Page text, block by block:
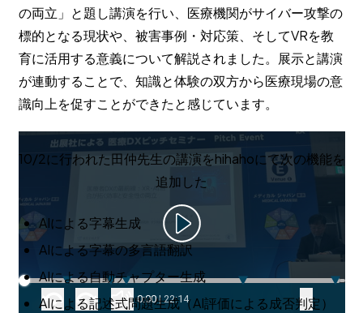
の両立」と題し講演を行い、医療機関がサイバー攻撃の
標的となる現状や、被害事例・対応策、そしてVRを教
育に活用する意義について解説されました。展示と講演
が連動することで、知識と体験の双方から医療現場の意
識向上を促すことができたと感じています。
10/2に行われた田仲先生の講演をhihahoにて次の機能を
追加した
AIによる字幕生成
AIによる字幕の多言語翻訳
AIによる自動チャプター生成
AIによる記述式問題生成（AI評価による成否判定）